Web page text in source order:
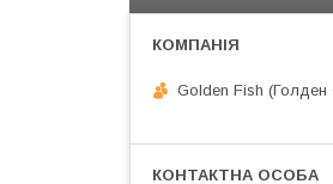
Golden Fish (Голден